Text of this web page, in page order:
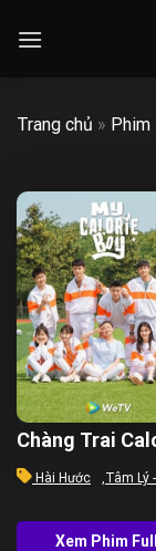
Trang chủ » Phim
Chàng Trai
Hài Hước ,Tâm Lý